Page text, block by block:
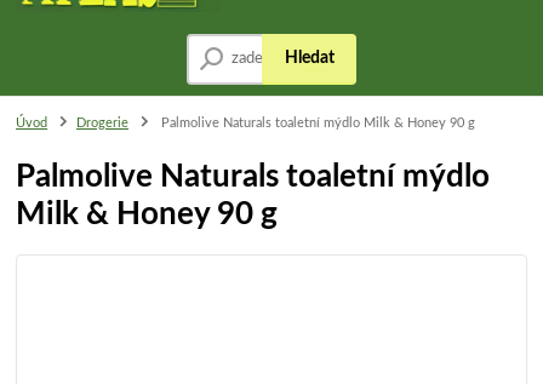
Hledat
Úvod Drogerie Palmolive Naturals toaletní mýdlo Milk & Honey 90 g
Palmolive Naturals toaletní mýdlo
Milk & Honey 90 g